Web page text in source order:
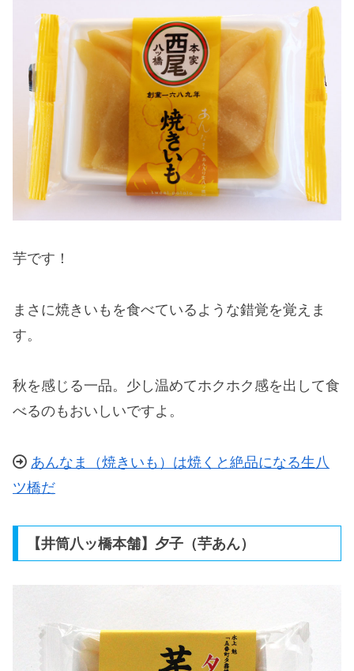
芋です！
まさに焼きいもを食べているような錯覚を覚えま
す。
秋を感じる一品。少し温めてホクホク感を出して食
べるのもおいしいですよ。
あんなま（焼きいも）は焼くと絶品になる生八
ツ橋だ
【井筒八ッ橋本舗】夕子（芋あん）